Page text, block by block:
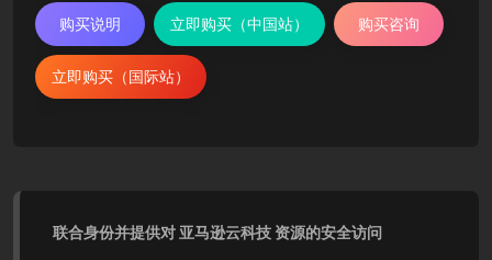
购买说明 立即购买（中国站） 购买咨询
立即购买（国际站）
联合身份并提供对 亚马逊云科技 资源的安全访问